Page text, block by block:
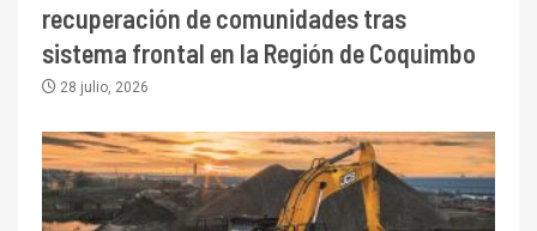
recuperación de comunidades tras
sistema frontal en la Región de Coquimbo
28 julio, 2026